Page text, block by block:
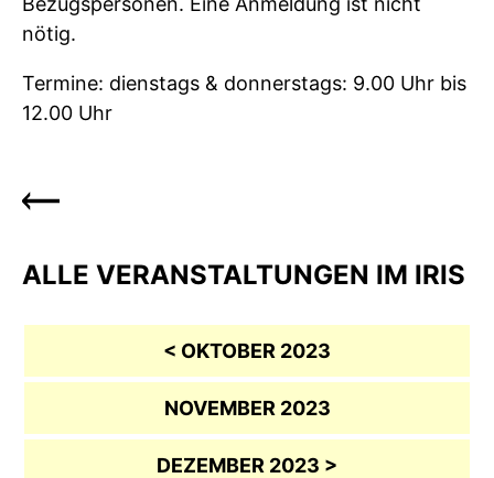
nötig.
Termine: dienstags & donnerstags: 9.00 Uhr bis
12.00 Uhr
ALLE VERANSTALTUNGEN IM IRIS
< OKTOBER 2023
NOVEMBER 2023
DEZEMBER 2023 >